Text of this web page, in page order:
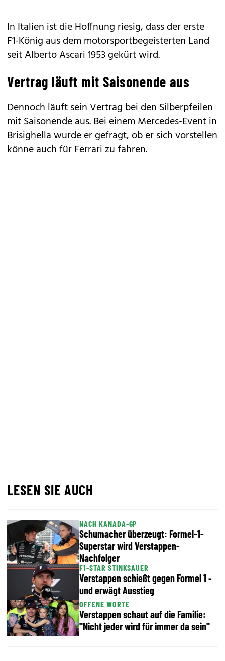
In Italien ist die Hoffnung riesig, dass der erste
F1-König aus dem motorsportbegeisterten Land
seit Alberto Ascari 1953 gekürt wird.
Vertrag läuft mit Saisonende aus
Dennoch läuft sein Vertrag bei den Silberpfeilen
mit Saisonende aus. Bei einem Mercedes-Event in
Brisighella wurde er gefragt, ob er sich vorstellen
könne auch für Ferrari zu fahren.
LESEN SIE AUCH
NACH KANADA-GP
Schumacher überzeugt: Formel-1-
Superstar wird Verstappen-
Nachfolger
F1-STAR STINKSAUER
Verstappen schießt gegen Formel 1 -
und erwägt Ausstieg
OFFENE WORTE
Verstappen schaut auf die Familie:
"Nicht jeder wird für immer da sein"